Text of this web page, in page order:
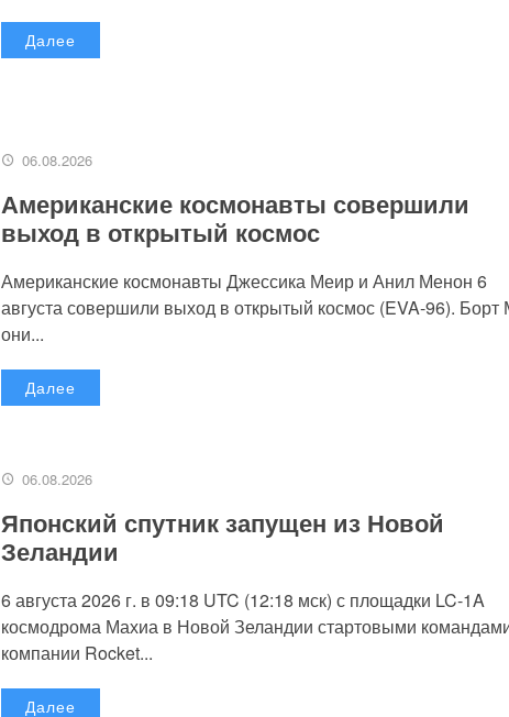
Далее
06.08.2026
Американские космонавты совершили
выход в открытый космос
Американские космонавты Джессика Меир и Анил Менон 6
августа совершили выход в открытый космос (EVA-96).
они...
Далее
06.08.2026
Японский спутник запущен из Новой
Зеландии
6 августа 2026 г. в 09:18 UTC (12:18 мск) с площадки LC-1A
космодрома Махиа в Новой Зеландии стартовыми
компании Rocket...
Далее